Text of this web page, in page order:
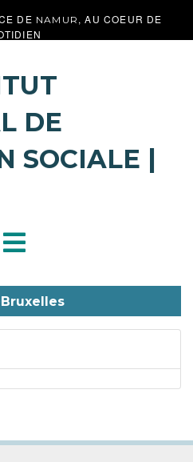
DE NAMUR , AU COEUR DE
DE
SOCIALE |